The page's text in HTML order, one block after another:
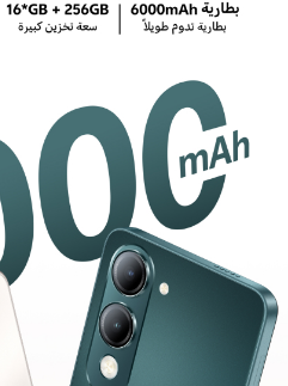
Saudi Arabia (AR) | حدد البلد/المنطقة